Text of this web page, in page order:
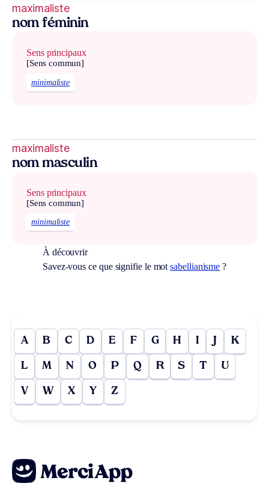
maximaliste
nom féminin
Sens principaux
[Sens commun]
minimaliste
maximaliste
nom masculin
Sens principaux
[Sens commun]
minimaliste
À découvrir
Savez-vous ce que signifie le motsabellianisme ?
A B C D E F G H I J K
L M N O P Q R S T U
V W X Y Z